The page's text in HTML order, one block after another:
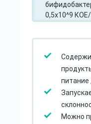
0,5х10^9
питание
Можно